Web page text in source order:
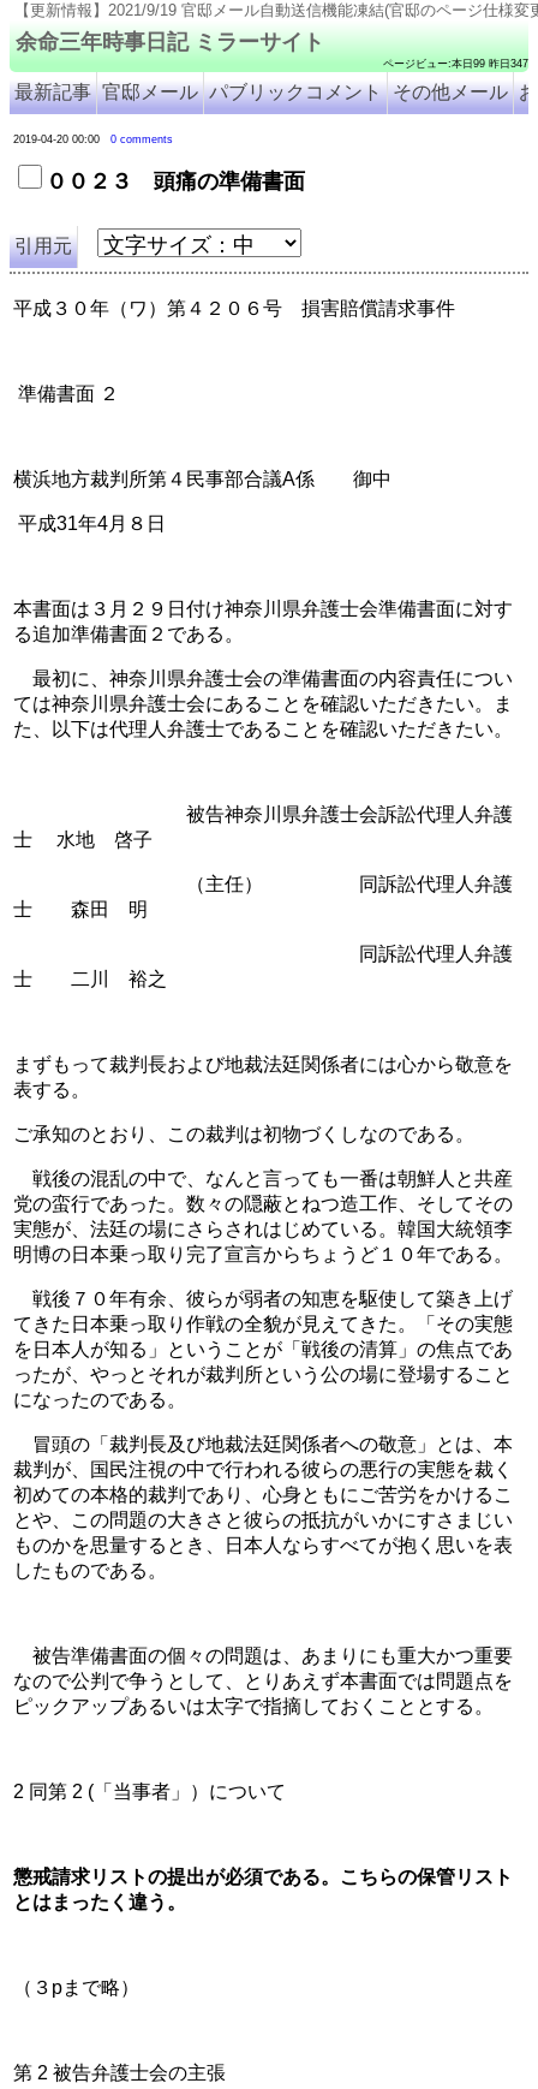
余命三年時事日記 ミラーサイト
ページビュー:本日99 昨日347
最新記事 官邸メール パブリックコメント その他メール
2019-04-20 00:00 0 comments
００２３ 頭痛の準備書面
引用元
平成３０年（ワ）第４２０６号　損害賠償請求事件
準備書面 ２
横浜地方裁判所第４民事部合議A係　　御中
平成31年4月８日
本書面は３月２９日付け神奈川県弁護士会準備書面に対す
る追加準備書面２である。
最初に、神奈川県弁護士会の準備書面の内容責任につい
ては神奈川県弁護士会にあることを確認いただきたい。ま
た、以下は代理人弁護士であることを確認いただきたい。
被告神奈川県弁護士会訴訟代理人弁護
士　 水地　啓子
（主任）　　　　　同訴訟代理人弁護
士　　森田　明
同訴訟代理人弁護
士　　二川　裕之
まずもって裁判長および地裁法廷関係者には心から敬意を
表する。
ご承知のとおり、この裁判は初物づくしなのである。
戦後の混乱の中で、なんと言っても一番は朝鮮人と共産
党の蛮行であった。数々の隠蔽とねつ造工作、そしてその
実態が、法廷の場にさらされはじめている。韓国大統領李
明博の日本乗っ取り完了宣言からちょうど１０年である。
戦後７０年有余、彼らが弱者の知恵を駆使して築き上げ
てきた日本乗っ取り作戦の全貌が見えてきた。「その実態
を日本人が知る」ということが「戦後の清算」の焦点であ
ったが、やっとそれが裁判所という公の場に登場すること
になったのである。
冒頭の「裁判長及び地裁法廷関係者への敬意」とは、本
裁判が、国民注視の中で行われる彼らの悪行の実態を裁く
初めての本格的裁判であり、心身ともにご苦労をかけるこ
とや、この問題の大きさと彼らの抵抗がいかにすさまじい
ものかを思量するとき、日本人ならすべてが抱く思いを表
したものである。
被告準備書面の個々の問題は、あまりにも重大かつ重要
なので公判で争うとして、とりあえず本書面では問題点を
ピックアップあるいは太字で指摘しておくこととする。
2 同第 2 (「当事者」）について
懲戒請求リストの提出が必須である。こちらの保管リスト
とはまったく違う。
（３pまで略）
第 2 被告弁護士会の主張
2021/9/19 官邸メール自動送信機能凍結(官邸のページ仕様変更のため).